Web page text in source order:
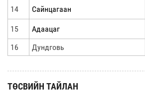
14 Сайнцагаан
15 Адаацаг
16
Дундговь
ТӨСВИЙН ТАЙЛАН